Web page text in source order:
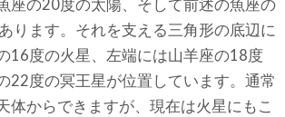
座の20度の太陽、そして前述の魚座の
ります。それを支える三角形の底辺に
16度の火星、左端には山羊座の18度
22度の冥王星が位置しています。通常
体からできますが、現在は火星にもこ